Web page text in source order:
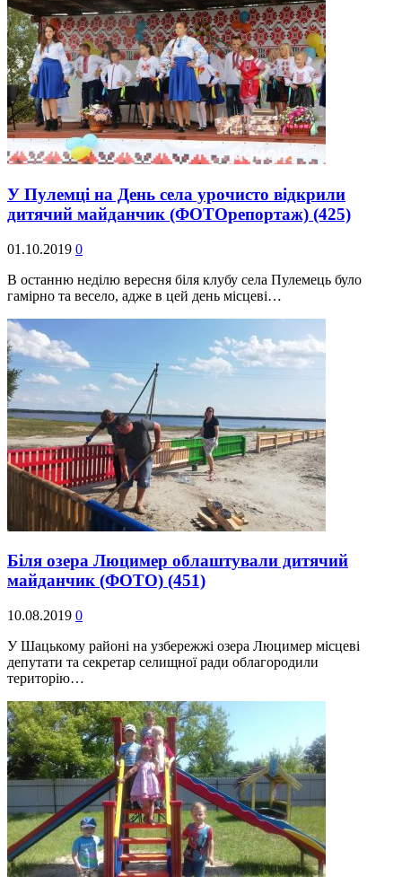
У Пулемці на День села урочисто відкрили
дитячий майданчик (ФОТОрепортаж) (425)
01.10.2019 0
В останню неділю вересня біля клубу села Пулемець було
гамірно та весело, адже в цей день місцеві…
Біля озера Люцимер облаштували дитячий
майданчик (ФОТО) (451)
10.08.2019 0
У Шацькому районі на узбережжі озера Люцимер місцеві
депутати та секретар селищної ради облагородили
територію…